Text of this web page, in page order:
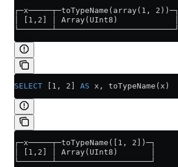
┌─x─────┬─toTypeName(array(1, 2))─┐
│ [1,2] │ Array(UInt8)            │
└───────┴─────────────────────────┘
SELECT [1, 2] AS x, toTypeName(x)
┌─x─────┬─toTypeName([1, 2])─┐
│ [1,2] │ Array(UInt8)       │
└───────┴────────────────────┘